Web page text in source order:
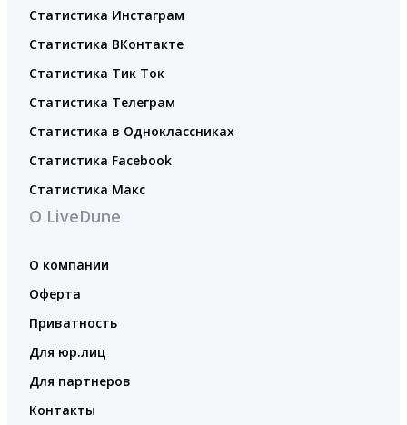
Статистика Инстаграм
Статистика ВКонтакте
Статистика Тик Ток
Статистика Телеграм
Статистика в Одноклассниках
Статистика Facebook
Статистика Макс
О LiveDune
О компании
Оферта
Приватность
Для юр.лиц
Для партнеров
Контакты